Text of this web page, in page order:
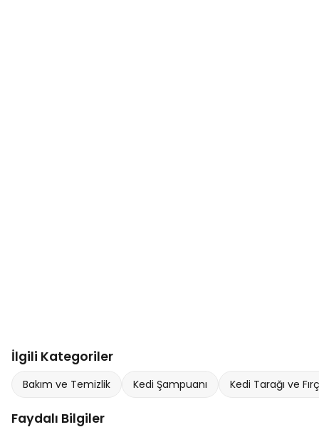
İlgili Kategoriler
Bakım ve Temizlik Kedi Şampuanı Kedi Tarağı ve
Faydalı Bilgiler